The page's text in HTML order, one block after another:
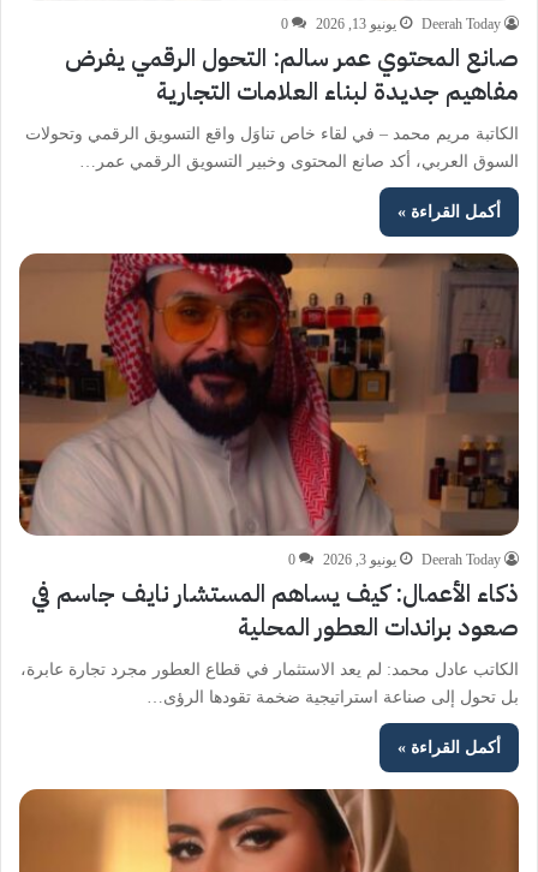
Deerah Today يونيو 13, 2026 0
صانع المحتوي عمر سالم: التحول الرقمي يفرض
مفاهيم جديدة لبناء العلامات التجارية
الكاتبة مريم محمد – في لقاء خاص تناوَل واقع التسويق الرقمي وتحولات
السوق العربي، أكد صانع المحتوى وخبير التسويق الرقمي عمر…
أكمل القراءة »
Deerah Today يونيو 3, 2026 0
ذكاء الأعمال: كيف يساهم المستشار نايف جاسم في
صعود براندات العطور المحلية
الكاتب عادل محمد: لم يعد الاستثمار في قطاع العطور مجرد تجارة عابرة،
بل تحول إلى صناعة استراتيجية ضخمة تقودها الرؤى…
أكمل القراءة »